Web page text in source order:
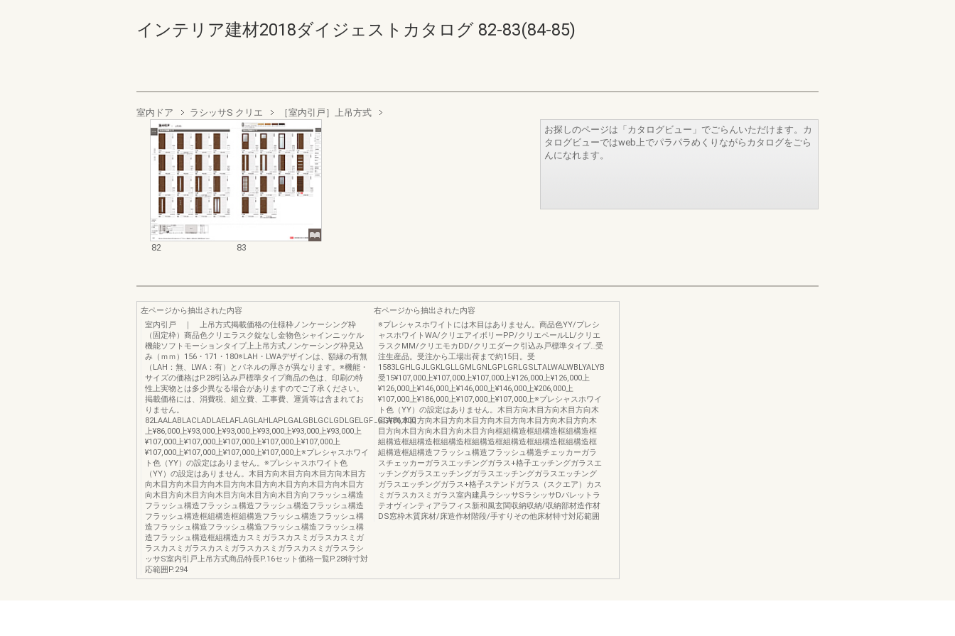
インテリア建材2018ダイジェストカタログ 82-83(84-85)
室内ドア ラシッサS クリエ ［室内引戸］上吊方式
82 83
お探しのページは「カタログビュー」でごらんいただけます。カ
タログビューではweb上でパラパラめくりながらカタログをごら
んになれます。
左ページから抽出された内容
室内引戸 ｜ 上吊方式掲載価格の仕様枠ノンケーシング枠
（固定枠）商品色クリエラスク錠なし金物色シャインニッケル
機能ソフトモーションタイプ上上吊方式ノンケーシング枠見込
み（ｍｍ）156・171・180※LAH・LWAデザインは、額縁の有無
（LAH：無、LWA：有）とパネルの厚さが異なります。※機能・
サイズの価格はP.28引込み戸標準タイプ商品の色は、印刷の特
性上実物とは多少異なる場合がありますのでご了承ください。
掲載価格には、消費税、組立費、工事費、運賃等は含まれてお
りません。
82LAALABLACLADLAELAFLAGLAHLAPLGALGBLGCLGDLGELGFLGG¥86,000
上¥86,000上¥93,000上¥93,000上¥93,000上¥93,000上¥93,000上
¥107,000上¥107,000上¥107,000上¥107,000上¥107,000上
¥107,000上¥107,000上¥107,000上¥107,000上※プレシャスホワイ
ト色（YY）の設定はありません。※プレシャスホワイト色
（YY）の設定はありません。木目方向木目方向木目方向木目方
向木目方向木目方向木目方向木目方向木目方向木目方向木目方
向木目方向木目方向木目方向木目方向木目方向フラッシュ構造
フラッシュ構造フラッシュ構造フラッシュ構造フラッシュ構造
フラッシュ構造框組構造框組構造フラッシュ構造フラッシュ構
造フラッシュ構造フラッシュ構造フラッシュ構造フラッシュ構
造フラッシュ構造框組構造カスミガラスカスミガラスカスミガ
ラスカスミガラスカスミガラスカスミガラスカスミガラスラシ
ッサS室内引戸上吊方式商品特長P.16セット価格一覧P.28特寸対
応範囲P.294
右ページから抽出された内容
※プレシャスホワイトには木目はありません。商品色YY/プレシ
ャスホワイトWA/クリエアイボリーPP/クリエペールLL/クリエ
ラスクMM/クリエモカDD/クリエダーク引込み戸標準タイプ…受
注生産品。受注から工場出荷まで約15日。受
1583LGHLGJLGKLGLLGMLGNLGPLGRLGSLTALWALWBLYALYB
受15¥107,000上¥107,000上¥107,000上¥126,000上¥126,000上
¥126,000上¥146,000上¥146,000上¥146,000上¥206,000上
¥107,000上¥186,000上¥107,000上¥107,000上※プレシャスホワイ
ト色（YY）の設定はありません。木目方向木目方向木目方向木
目方向木目方向木目方向木目方向木目方向木目方向木目方向木
目方向木目方向木目方向木目方向框組構造框組構造框組構造框
組構造框組構造框組構造框組構造框組構造框組構造框組構造框
組構造框組構造フラッシュ構造フラッシュ構造チェッカーガラ
スチェッカーガラスエッチングガラス+格子エッチングガラスエ
ッチングガラスエッチングガラスエッチングガラスエッチング
ガラスエッチングガラス+格子ステンドガラス（スクエア）カス
ミガラスカスミガラス室内建具ラシッサSラシッサDパレットラ
テオヴィンティアラフィス新和風玄関収納収納/収納部材造作材
DS窓枠木質床材/床造作材階段/手すりその他床材特寸対応範囲